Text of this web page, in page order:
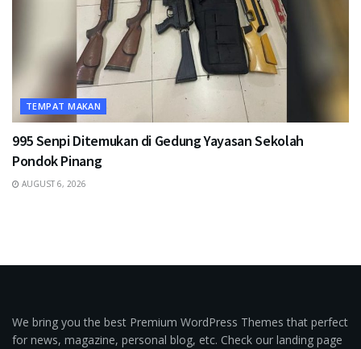
TEMPAT MAKAN
995 Senpi Ditemukan di Gedung Yayasan Sekolah
Pondok Pinang
AUGUST 6, 2026
We bring you the best Premium WordPress Themes that perfect
for news, magazine, personal blog, etc. Check our landing page